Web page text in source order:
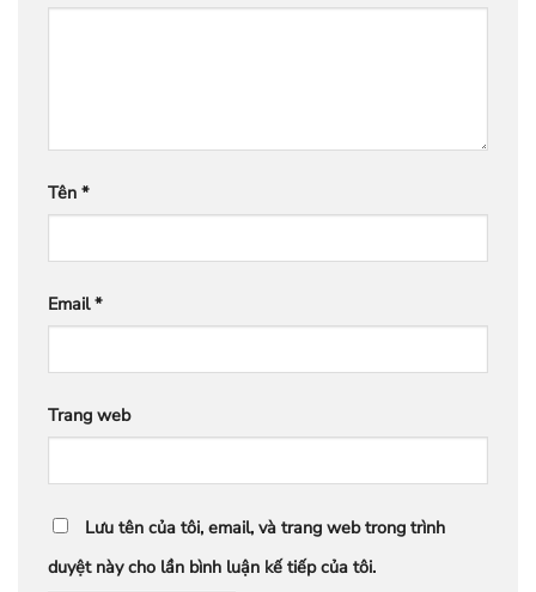
Tên *
Email*
Trang web
Lưu tên của tôi, email, và trang web trong trình
duyệt này cho lần bình luận kế tiếp của tôi.